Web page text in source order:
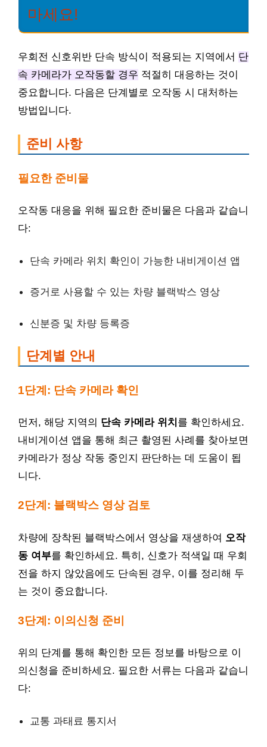
마세요!
우회전 신호위반 단속 방식이 적용되는 지역에서 단
속 카메라가 오작동할 경우 적절히 대응하는 것이
중요합니다. 다음은 단계별로 오작동 시 대처하는
방법입니다.
준비 사항
필요한 준비물
오작동 대응을 위해 필요한 준비물은 다음과 같습니
다:
단속 카메라 위치 확인이 가능한 내비게이션 앱
증거로 사용할 수 있는 차량 블랙박스 영상
신분증 및 차량 등록증
단계별 안내
1단계: 단속 카메라 확인
먼저, 해당 지역의 단속 카메라 위치 를 확인하세요.
내비게이션 앱을 통해 최근 촬영된 사례를 찾아보면
카메라가 정상 작동 중인지 판단하는 데 도움이 됩
니다.
2단계: 블랙박스 영상 검토
차량에 장착된 블랙박스에서 영상을 재생하여 오작
동 여부를 확인하세요. 특히, 신호가 적색일 때 우회
전을 하지 않았음에도 단속된 경우, 이를 정리해 두
는 것이 중요합니다.
3단계: 이의신청 준비
위의 단계를 통해 확인한 모든 정보를 바탕으로 이
의신청을 준비하세요. 필요한 서류는 다음과 같습니
다:
교통 과태료 통지서